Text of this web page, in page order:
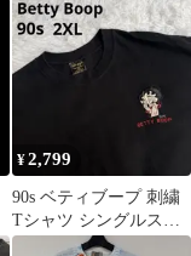
ープ Tシャツ XL
¥2,799
90s ベティブープ 刺繍
Tシャツ シングルステ
ッチ ブラック 古着